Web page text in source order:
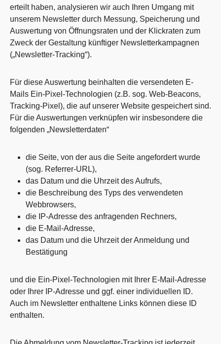
erteilt haben, analysieren wir auch Ihren Umgang mit
unserem Newsletter durch Messung, Speicherung und
Auswertung von Öffnungsraten und der Klickraten zum
Zweck der Gestaltung künftiger Newsletterkampagnen
(„Newsletter-Tracking“).
Für diese Auswertung beinhalten die versendeten E-
Mails Ein-Pixel-Technologien (z.B. sog. Web-Beacons,
Tracking-Pixel), die auf unserer Website gespeichert sind.
Für die Auswertungen verknüpfen wir insbesondere die
folgenden „Newsletterdaten“
die Seite, von der aus die Seite angefordert wurde
(sog. Referrer-URL),
das Datum und die Uhrzeit des Aufrufs,
die Beschreibung des Typs des verwendeten
Webbrowsers,
die IP-Adresse des anfragenden Rechners,
die E-Mail-Adresse,
das Datum und die Uhrzeit der Anmeldung und
Bestätigung
und die Ein-Pixel-Technologien mit Ihrer E-Mail-Adresse
oder Ihrer IP-Adresse und ggf. einer individuellen ID.
Auch im Newsletter enthaltene Links können diese ID
enthalten.